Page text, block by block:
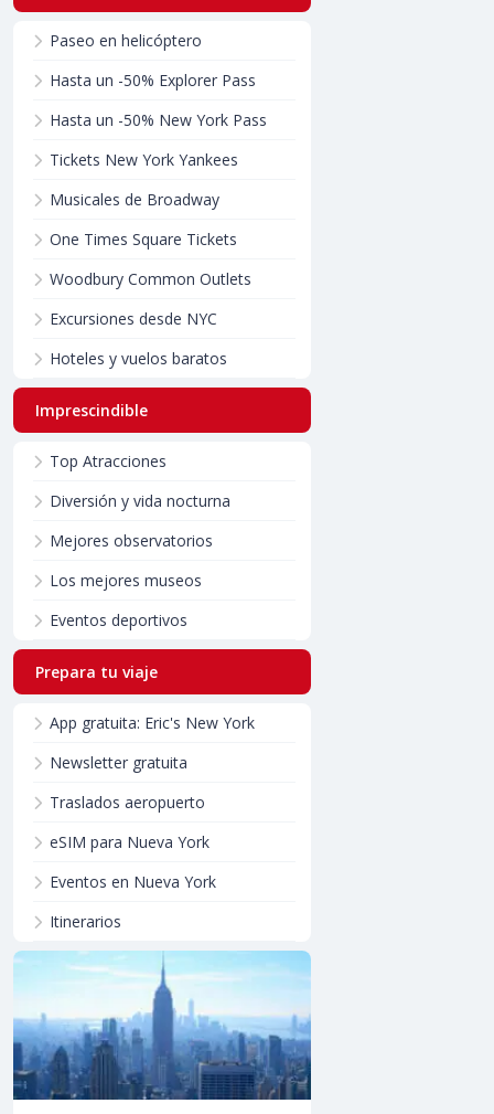
Paseo en helicóptero
Hasta un -50% Explorer Pass
Hasta un -50% New York Pass
Tickets New York Yankees
Musicales de Broadway
One Times Square Tickets
Woodbury Common Outlets
Excursiones desde NYC
Hoteles y vuelos baratos
Imprescindible
Top Atracciones
Diversión y vida nocturna
Mejores observatorios
Los mejores museos
Eventos deportivos
Prepara tu viaje
App gratuita: Eric's New York
Newsletter gratuita
Traslados aeropuerto
eSIM para Nueva York
Eventos en Nueva York
Itinerarios